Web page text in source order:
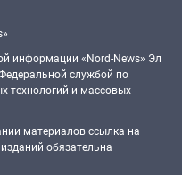
информации «Nord-News» Эл
службой по
технологий и массовых
материалов ссылка на
обязательна